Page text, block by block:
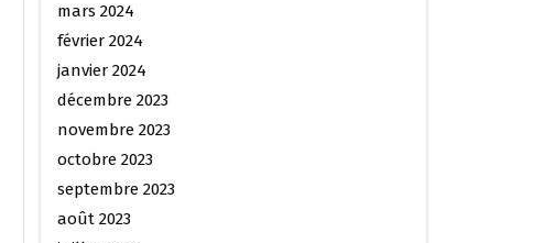
mars 2024
février 2024
janvier 2024
décembre 2023
novembre 2023
octobre 2023
septembre 2023
août 2023